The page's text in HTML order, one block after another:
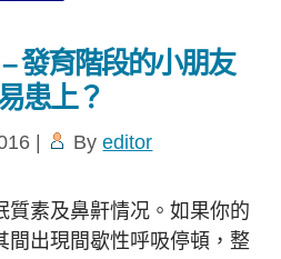
發育階段的小朋友
患上？
By editor
質素及鼻鼾情况。如果你的
間出現間歇性呼吸停頓，整